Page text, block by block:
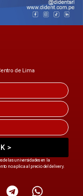
de Lima
>
de las universidades en la
no aplica al precio del delivery.